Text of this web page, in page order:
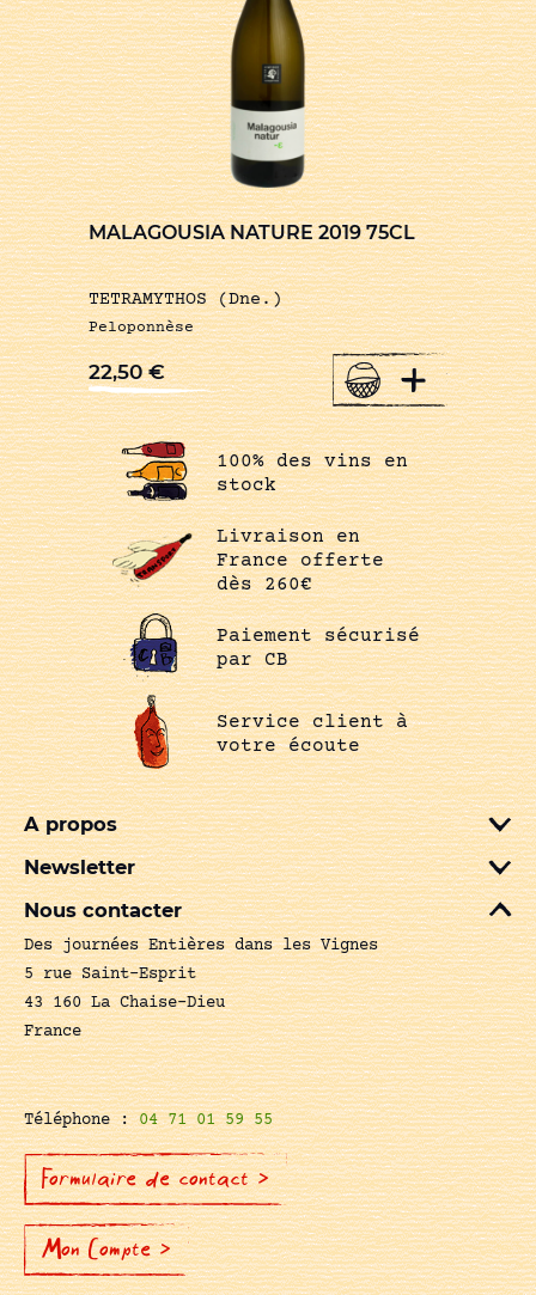
MALAGOUSIA NATURE 2019 75CL
TETRAMYTHOS (Dne.)
Peloponnèse
22,50€ +
100% des vins en
stock
Livraison en
France offerte
dès 260€
Paiement sécurisé
par CB
Service client à
votre écoute
A propos
Newsletter
Nous contacter
Des journées Entières dans les Vignes
5 rue Saint-Esprit
43 160 La Chaise-Dieu
France
Téléphone :04 71 01 59 55
Formulaire de contact >
Mon Compte >